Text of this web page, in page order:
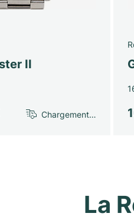
II
Chargement…
La